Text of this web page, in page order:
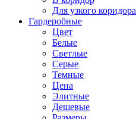
Для узкого коридора
Гардеробные
Цвет
Белые
Светлые
Серые
Темные
Цена
Элитные
Дешевые